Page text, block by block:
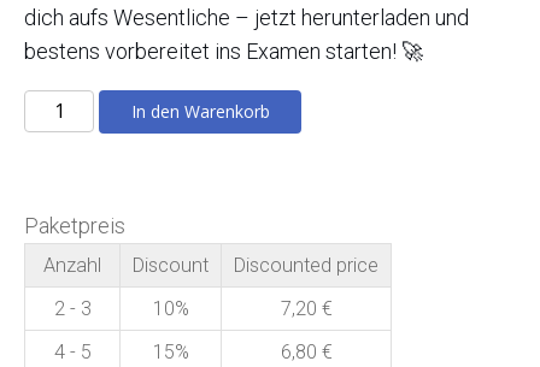
dich aufs Wesentliche – jetzt herunterladen und
bestens vorbereitet ins Examen starten! 🚀
Rechtsprechung
Verfassungsrecht
In den Warenkorb
Paketpreis
Anzahl Discount
Discounted price
2 - 3
10% 7,20 €
4 - 5
15% 6,80 €